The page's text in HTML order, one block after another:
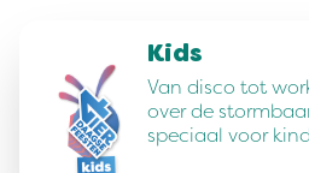
Kids
Van disco tot
over de
speciaal voor